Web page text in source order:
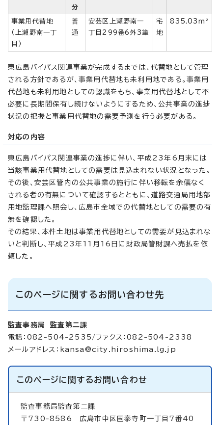
分
事業用代替地
（上瀬野南一丁
目）
普
通
安芸区上瀬野南一
丁目299番6外3筆
宅
地
835.03m²
東広島バイパス関連事業が完成するまでは、代替地として管理
される方針であるが、事業用代替地も未利用地である。事業用
代替地も未利用地としての認識をもち、事業用代替地として不
必要に長期間保有し続けないようにするため、公共事業の進捗
状況の把握と事業用代替地の需要予測を行う必要がある。
対応の内容
東広島バイパス関連事業の進捗に伴い、平成23年6月末には
当該事業用代替地としての需要は見込まれない状況となった。
その後、安芸区管内の公共事業の施行に伴い移転を余儀なく
される者の有無について確認するとともに、道路交通局用地部
用地監理課へ照会し、広島市全域での代替地としての需要の有
無を確認した。
その結果、本件土地は事業用代替地としての需要が見込まれな
いと判断し、平成23年11月16日に財政局管財課へ売払を依
頼した。
このページに関するお問い合わせ先
監査事務局 監査第二課
電話：082-504-2535/ファクス：082-504-2338
メールアドレス： kansa@city.hiroshima.lg.jp
このページに関するお問い合わせ
監査事務局監査第二課
〒730-8586 広島市中区国泰寺町一丁目7番40